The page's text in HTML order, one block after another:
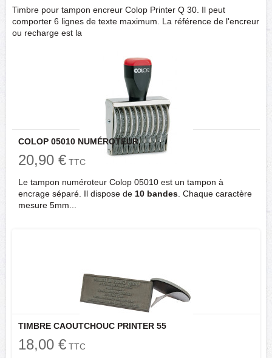
Timbre pour tampon encreur Colop Printer Q 30. Il peut
comporter 6 lignes de texte maximum. La référence de l'encreur
ou recharge est la
COLOP 05010 NUMÉROTEUR
20,90 € TTC
Le tampon numéroteur Colop 05010 est un tampon à
encrage séparé. Il dispose de 10 bandes . Chaque caractère
mesure 5mm...
TIMBRE CAOUTCHOUC PRINTER 55
18,00 € TTC